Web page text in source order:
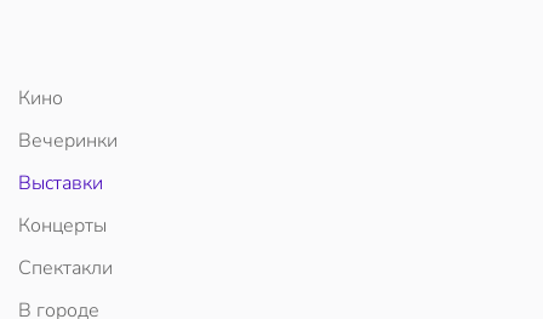
Кино
Вечеринки
Выставки
Концерты
Спектакли
В городе